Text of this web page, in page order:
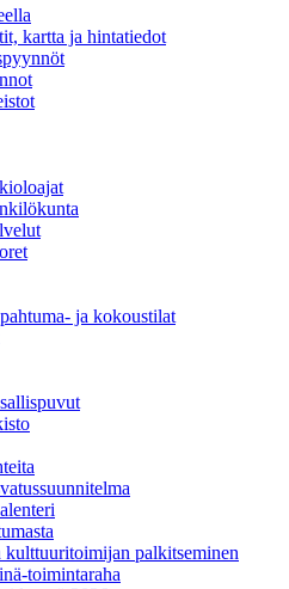
kartta ja hintatiedot
ja kokoustilat
kulttuuritoimijan palkitseminen
toimintaraha